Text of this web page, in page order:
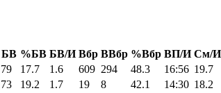
БВ %БВ БВ/И Вбр ВВбр %Вбр ВП/И См/И
79 17.7 1.6 609 294 48.3 16:56 19.7
73 19.2 1.7 19 8 42.1 14:30 18.2